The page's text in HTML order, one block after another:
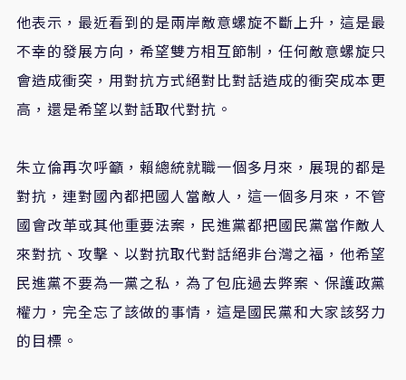
他表示，最近看到的是兩岸敵意螺旋不斷上升，這是最
不幸的發展方向，希望雙方相互節制，任何敵意螺旋只
會造成衝突，用對抗方式絕對比對話造成的衝突成本更
高，還是希望以對話取代對抗。
朱立倫再次呼籲，賴總統就職一個多月來，展現的都是
對抗，連對國內都把國人當敵人，這一個多月來，不管
國會改革或其他重要法案，民進黨都把國民黨當作敵人
來對抗、攻擊、以對抗取代對話絕非台灣之福，他希望
民進黨不要為一黨之私，為了包庇過去弊案、保護政黨
權力，完全忘了該做的事情，這是國民黨和大家該努力
的目標。